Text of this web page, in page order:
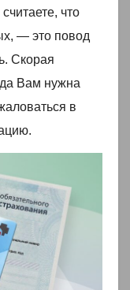
что
— это повод
Скорая
Вам нужна
в